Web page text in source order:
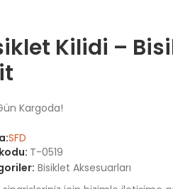
Kilidi –
Kargoda!
SFD
T-0519
Bisiklet Aksesuarları